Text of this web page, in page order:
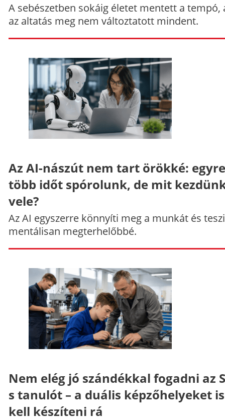
A sebészetben sokáig életet mentett a tempó,
az altatás meg nem változtatott mindent.
Az AI-nászút nem tart örökké: egyre
több időt spórolunk, de mit
vele?
Az AI egyszerre könnyíti meg a munkát és
mentálisan megterhelőbbé.
Nem elég jó szándékkal fogadni az
s tanulót – a duális képzőhelyeket
kell készíteni rá